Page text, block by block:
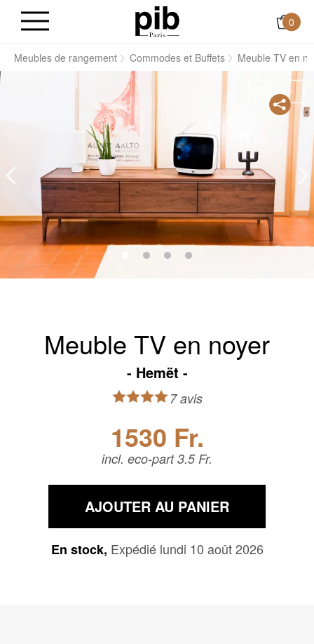
0
Meubles de rangement Commodes et Buffets Meuble TV en
Meuble TV en noyer
Hemët
7 avis
1530 Fr.
incl. eco-part 3.5 Fr.
AJOUTER AU PANIER
En stock, Expédié lundi 10 août 2026